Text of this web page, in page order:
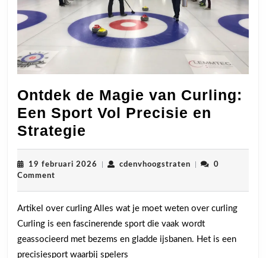
Ontdek de Magie van Curling:
Een Sport Vol Precisie en
Strategie
de
Magie
Curling:
Een
Sport
Vol
19 februari 2026 cdenvhoogstratencdenvhoogstraten
0
Comment
Artikel over curling Alles wat je moet weten over curling
Curling is een fascinerende sport die vaak wordt
geassocieerd met bezems en gladde ijsbanen. Het is een
precisiesport waarbij spelers